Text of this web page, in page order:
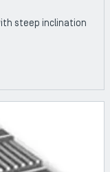
steep inclination